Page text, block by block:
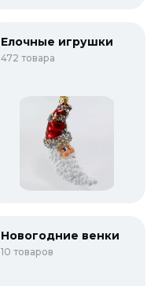
Елочные игрушки
472 товара
Новогодние венки
10 товаров